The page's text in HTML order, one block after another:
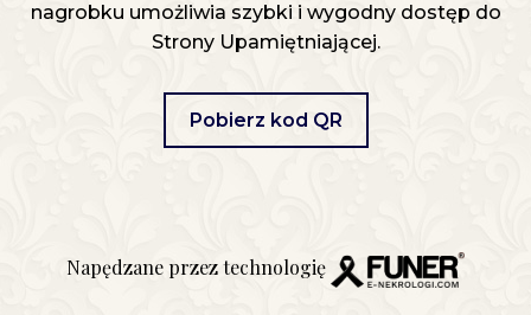
nagrobku umożliwia szybki i wygodny dostęp do
Strony Upamiętniającej.
Pobierz kod QR
Napędzane przez technologię